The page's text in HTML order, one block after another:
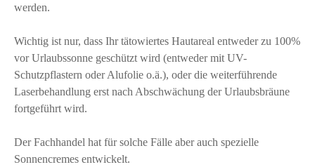
werden.
Wichtig ist nur, dass Ihr tätowiertes Hautareal entweder zu 100%
vor Urlaubssonne geschützt wird (entweder mit UV-
Schutzpflastern oder Alufolie o.ä.), oder die weiterführende
Laserbehandlung erst nach Abschwächung der Urlaubsbräune
fortgeführt wird.
Der Fachhandel hat für solche Fälle aber auch spezielle
Sonnencremes entwickelt.